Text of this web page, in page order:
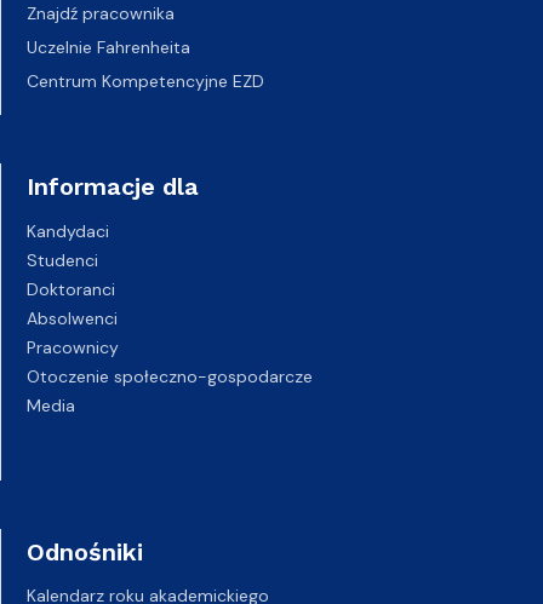
Znajdź pracownika
Uczelnie Fahrenheita
Centrum Kompetencyjne EZD
Informacje dla
Kandydaci
Studenci
Doktoranci
Absolwenci
Pracownicy
Otoczenie społeczno-gospodarcze
Media
Odnośniki
Kalendarz roku akademickiego